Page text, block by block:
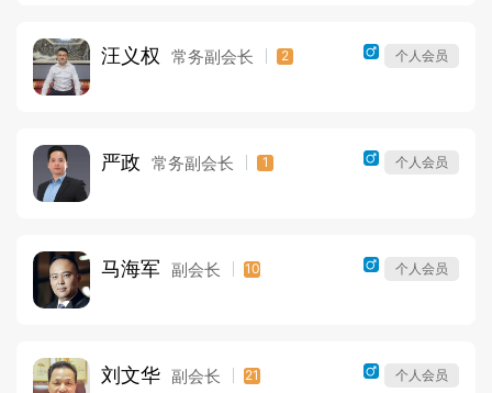
汪义权 常务副会长 2 个人会员
严政 常务副会长 1 个人会员
马海军 副会长 10 个人会员
刘文华 副会长 21 个人会员